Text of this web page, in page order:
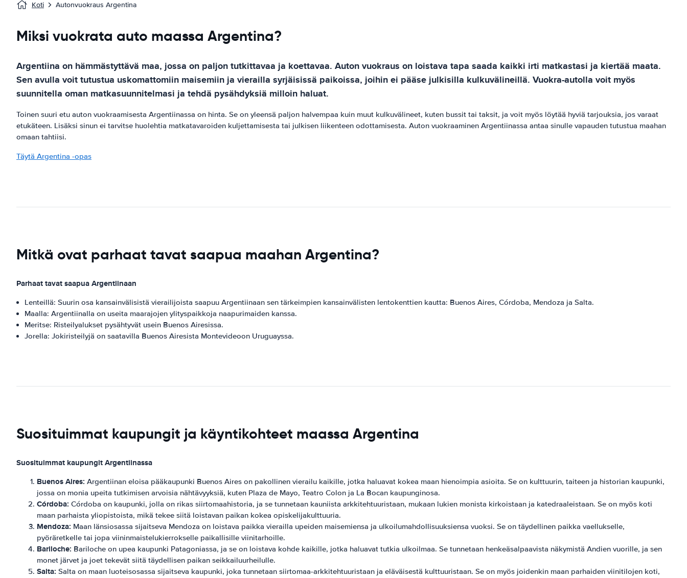
Koti Autonvuokraus Argentina
Miksi vuokrata auto maassa Argentina?
Argentiina on hämmästyttävä maa, jossa on paljon tutkittavaa ja koettavaa. Auton vuokraus on loistava tapa saada kaikki irti matkastasi ja kiertää maata.
Sen avulla voit tutustua uskomattomiin maisemiin ja vierailla syrjäisissä paikoissa, joihin ei pääse julkisilla kulkuvälineillä. Vuokra-autolla voit myös
suunnitella oman matkasuunnitelmasi ja tehdä pysähdyksiä milloin haluat.
Toinen suuri etu auton vuokraamisesta Argentiinassa on hinta. Se on yleensä paljon halvempaa kuin muut kulkuvälineet, kuten bussit tai taksit, ja voit myös löytää hyviä tarjouksia, jos varaat
etukäteen. Lisäksi sinun ei tarvitse huolehtia matkatavaroiden kuljettamisesta tai julkisen liikenteen odottamisesta. Auton vuokraaminen Argentiinassa antaa sinulle vapauden tutustua maahan
omaan tahtiisi.
Täytä Argentina -opas
Mitkä ovat parhaat tavat saapua maahan Argentina?
Parhaat tavat saapua Argentiinaan
Lenteillä: Suurin osa kansainvälisistä vierailijoista saapuu Argentiinaan sen tärkeimpien kansainvälisten lentokenttien kautta: Buenos Aires, Córdoba, Mendoza ja Salta.
Maalla: Argentiinalla on useita maarajojen ylityspaikkoja naapurimaiden kanssa.
Meritse: Risteilyalukset pysähtyvät usein Buenos Airesissa.
Jorella: Jokiristeilyjä on saatavilla Buenos Airesista Montevideoon Uruguayssa.
Suosituimmat kaupungit ja käyntikohteet maassa Argentina
Suosituimmat kaupungit Argentiinassa
Buenos Aires: Argentiinan eloisa pääkaupunki Buenos Aires on pakollinen vierailu kaikille, jotka haluavat kokea maan hienoimpia asioita. Se on kulttuurin, taiteen ja historian kaupunki,
jossa on monia upeita tutkimisen arvoisia nähtävyyksiä, kuten Plaza de Mayo, Teatro Colon ja La Bocan kaupunginosa.
Córdoba: Córdoba on kaupunki, jolla on rikas siirtomaahistoria, ja se tunnetaan kauniista arkkitehtuuristaan, mukaan lukien monista kirkoistaan ​​ja katedraaleistaan. Se on myös koti
maan parhaista yliopistoista, mikä tekee siitä loistavan paikan kokea opiskelijakulttuuria.
Mendoza: Maan länsiosassa sijaitseva Mendoza on loistava paikka vierailla upeiden maisemiensa ja ulkoilumahdollisuuksiensa vuoksi. Se on täydellinen paikka vaellukselle,
pyöräretkelle tai jopa viininmaistelukierrokselle paikallisille viinitarhoille.
Bariloche: Bariloche on upea kaupunki Patagoniassa, ja se on loistava kohde kaikille, jotka haluavat tutkia ulkoilmaa. Se tunnetaan henkeäsalpaavista näkymistä Andien vuorille, ja sen
monet järvet ja joet tekevät siitä täydellisen paikan seikkailuurheilulle.
Salta: Salta on maan luoteisosassa sijaitseva kaupunki, joka tunnetaan siirtomaa-arkkitehtuuristaan ​​ja eläväisestä kulttuuristaan. Se on myös joidenkin maan parhaiden viinitilojen koti,